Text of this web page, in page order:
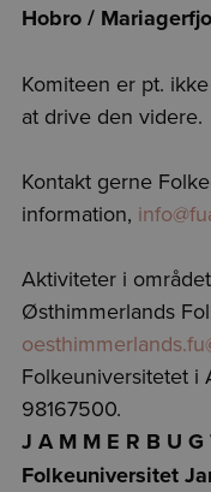
Hobro /
Komiteen er pt.
at drive den videre.
Kontakt gerne
information,
Aktiviteter i
Østhimmerlands
Folkeuniversitetet i
98167500.
J A M M E R B U G
Folkeuniversitet